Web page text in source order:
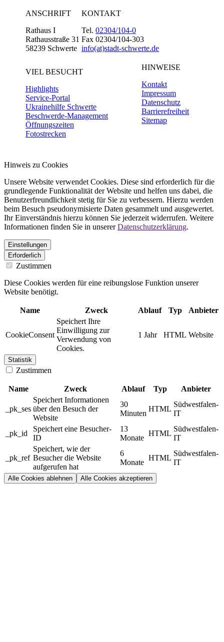
ANSCHRIFT
Rathaus I
Rathausstraße 31
58239 Schwerte
KONTAKT
Tel. 02304/104-0
Fax 02304/104-303
info(at)stadt-schwerte.de
VIEL BESUCHT
Highlights
Service-Portal
Ukrainehilfe Schwerte
Beschwerde-Management
Öffnungszeiten
Fotostrecken
HINWEISE
Kontakt
Impressum
Datenschutz
Barrierefreiheit
Sitemap
Hinweis zu Cookies
Unsere Website verwendet Cookies. Diese sind erforderlich für die
grundlegende Funktionalität der Website und helfen uns dabei, die
Benutzerfreundlichkeit stetig für Sie zu verbessern. Hierzu werden
beim Besuch pseudonymisierte Daten gesammelt und ausgewertet.
Ihr Einverständnis hierzu können Sie jederzeit widerrufen. Weitere
Informationen finden Sie in unsererDatenschutzerklärung.
Einstellungen
Erforderlich
Zustimmen
Diese Cookies werden für eine reibungslose Funktion unserer
Website benötigt.
Name Zweck Ablauf Typ Anbieter
CookieConsent
Speichert Ihre
Einwilligung zur
Verwendung von
Cookies.
1 Jahr HTML Website
Statistik
Zustimmen
Name Zweck Ablauf Typ Anbieter
_pk_ses
Speichert Informationen
über den Besuch der
Website
30
Minuten
HTML
Südwestfalen-
IT
_pk_id
Speichert eine Besucher-
ID
13
Monate
HTML
Südwestfalen-
IT
_pk_ref
Speichert, wie der
Besucher die Website
aufgerufen hat
6
Monate
HTML
Südwestfalen-
IT
Alle Cookies ablehnen Alle Cookies akzeptieren